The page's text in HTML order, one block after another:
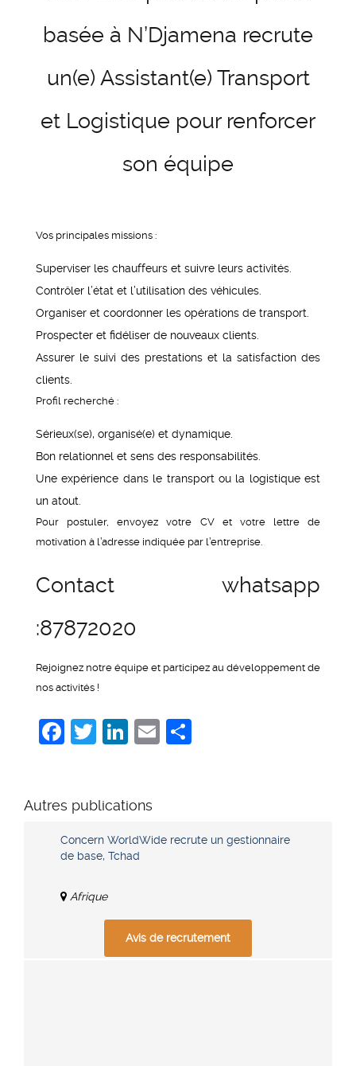
basée à N’Djamena recrute
un(e) Assistant(e) Transport
et Logistique pour renforcer
son équipe
Vos principales missions :
Superviser les chauffeurs et suivre leurs activités.
Contrôler l’état et l’utilisation des véhicules.
Organiser et coordonner les opérations de transport.
Prospecter et fidéliser de nouveaux clients.
Assurer le suivi des prestations et la satisfaction des
clients.
Profil recherché :
Sérieux(se), organisé(e) et dynamique.
Bon relationnel et sens des responsabilités.
Une expérience dans le transport ou la logistique est
un atout.
Pour postuler, envoyez votre CV et votre lettre de
motivation à l’adresse indiquée par l’entreprise.
Contact whatsapp
:87872020
Rejoignez notre équipe et participez au développement de
nos activités !
Facebook
Twitter
LinkedIn
Email
Autres publications
Concern WorldWide recrute un gestionnaire
de base, Tchad
Afrique
Avis de recrutement